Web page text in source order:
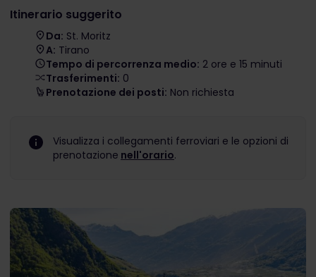
Itinerario suggerito
Da: St. Moritz
A: Tirano
Tempo di percorrenza medio: 2 ore e 15 minuti
Trasferimenti: 0
Prenotazione dei posti: Non richiesta
Visualizza i collegamenti ferroviari e le opzioni di
prenotazione nell'orario.